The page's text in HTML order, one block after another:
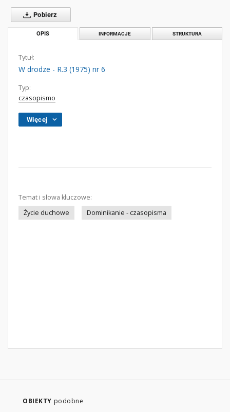
Pobierz
OPIS INFORMACJE STRUKTURA
Tytuł:
W drodze - R.3 (1975) nr 6
Typ:
czasopismo
Więcej
Temat i słowa kluczowe:
Życie duchowe
Dominikanie - czasopisma
OBIEKTY podobne